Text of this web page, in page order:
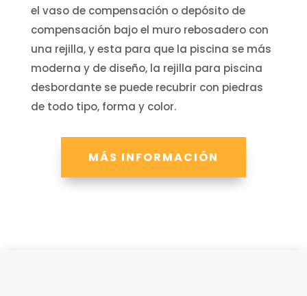
el vaso de compensación o depósito de
compensación bajo el muro rebosadero con
una rejilla, y esta para que la piscina se más
moderna y de diseño, la rejilla para piscina
desbordante se puede recubrir con piedras
de todo tipo, forma y color.
MÁS INFORMACIÓN